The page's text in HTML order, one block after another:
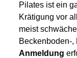
Pilates ist ein
Krätigung vor
meist
Beckenboden-,
Anmeldung